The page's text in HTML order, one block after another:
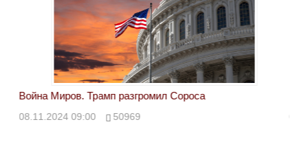
Война Миров. Трамп разгромил Сороса
08.11.2024 09:00 50969